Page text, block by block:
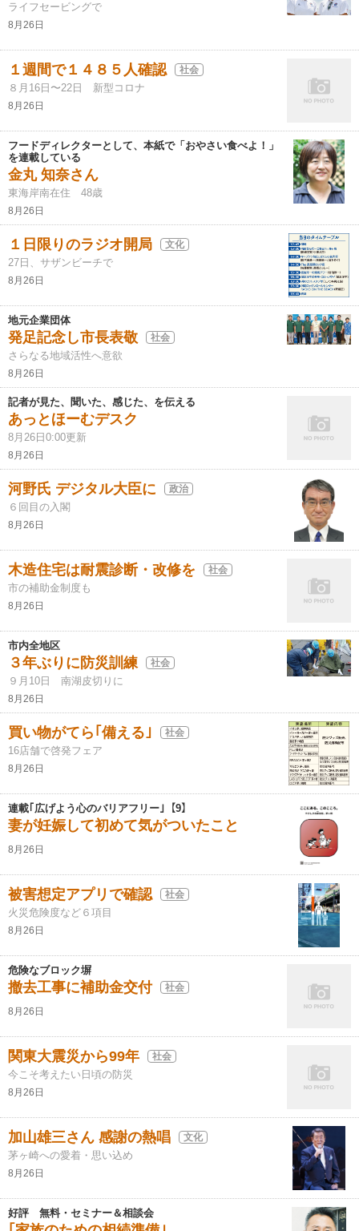
ライフセービングで
8月26日
１週間で１４８５人確認 社会
８月16日〜22日 新型コロナ
8月26日
フードディレクターとして、本紙で「おやさい食べよ！」
を連載している
金丸 知奈さん
東海岸南在住 48歳
8月26日
１日限りのラジオ開局 文化
27日、サザンビーチで
8月26日
地元企業団体
発足記念し市長表敬 社会
さらなる地域活性へ意欲
8月26日
記者が見た、聞いた、感じた、を伝える
あっとほーむデスク
8月26日0:00更新
8月26日
河野氏 デジタル大臣に 政治
６回目の入閣
8月26日
木造住宅は耐震診断・改修を 社会
市の補助金制度も
8月26日
市内全地区
３年ぶりに防災訓練 社会
９月10日 南湖皮切りに
8月26日
買い物がてら｢備える｣ 社会
16店舗で啓発フェア
8月26日
連載｢広げよう心のバリアフリー｣【9】
妻が妊娠して初めて気がついたこと
8月26日
被害想定アプリで確認 社会
火災危険度など６項目
8月26日
危険なブロック塀
撤去工事に補助金交付 社会
8月26日
関東大震災から99年 社会
今こそ考えたい日頃の防災
8月26日
加山雄三さん 感謝の熱唱 文化
茅ヶ崎への愛着・思い込め
8月26日
好評 無料・セミナー＆相談会